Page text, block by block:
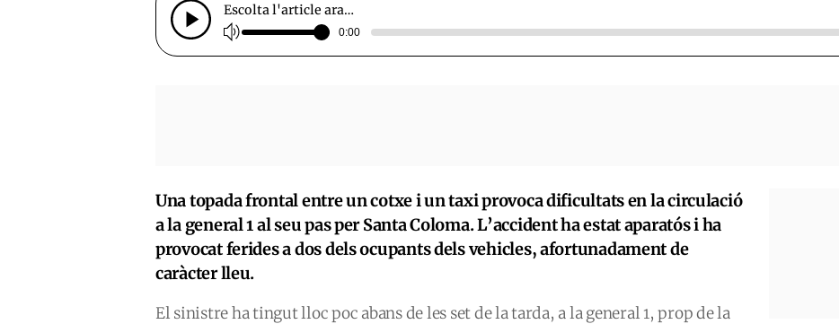
Escolta l'article ara…
0:00
Una topada frontal entre un cotxe i un taxi provoca dificultats en la circulació
a la general 1 al seu pas per Santa Coloma. L’accident ha estat aparatós i ha
provocat ferides a dos dels ocupants dels vehicles, afortunadament de
caràcter lleu.
El sinistre ha tingut lloc poc abans de les set de la tarda, a la general 1, prop de la